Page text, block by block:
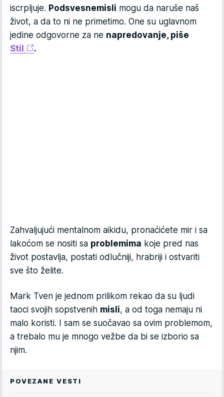
iscrpljuje. Podsvesnemisli mogu da naruše naš
život, a da to ni ne primetimo. One su uglavnom
jedine odgovorne za ne napredovanje, piše
Stil
.
Zahvaljujući mentalnom aikidu, pronaćićete mir i sa
lakoćom se nositi sa problemima koje pred nas
život postavlja, postati odlučniji, hrabriji i ostvariti
sve što želite.
Mark Tven je jednom prilikom rekao da su ljudi
taoci svojih sopstvenih misli, a od toga nemaju ni
malo koristi. I sam se suočavao sa ovim problemom,
a trebalo mu je mnogo vežbe da bi se izborio sa
njim.
POVEZANE VESTI